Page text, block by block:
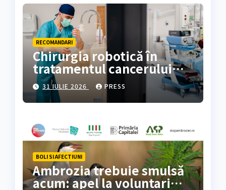
RECOMANDARI
Chirurgia robotică în
tratamentul cancerului
colorectal
31 IULIE 2026 PRESS
BOLI SI AFECTIUNI
Ambrozia trebuie smulsă
acum: apel la voluntari